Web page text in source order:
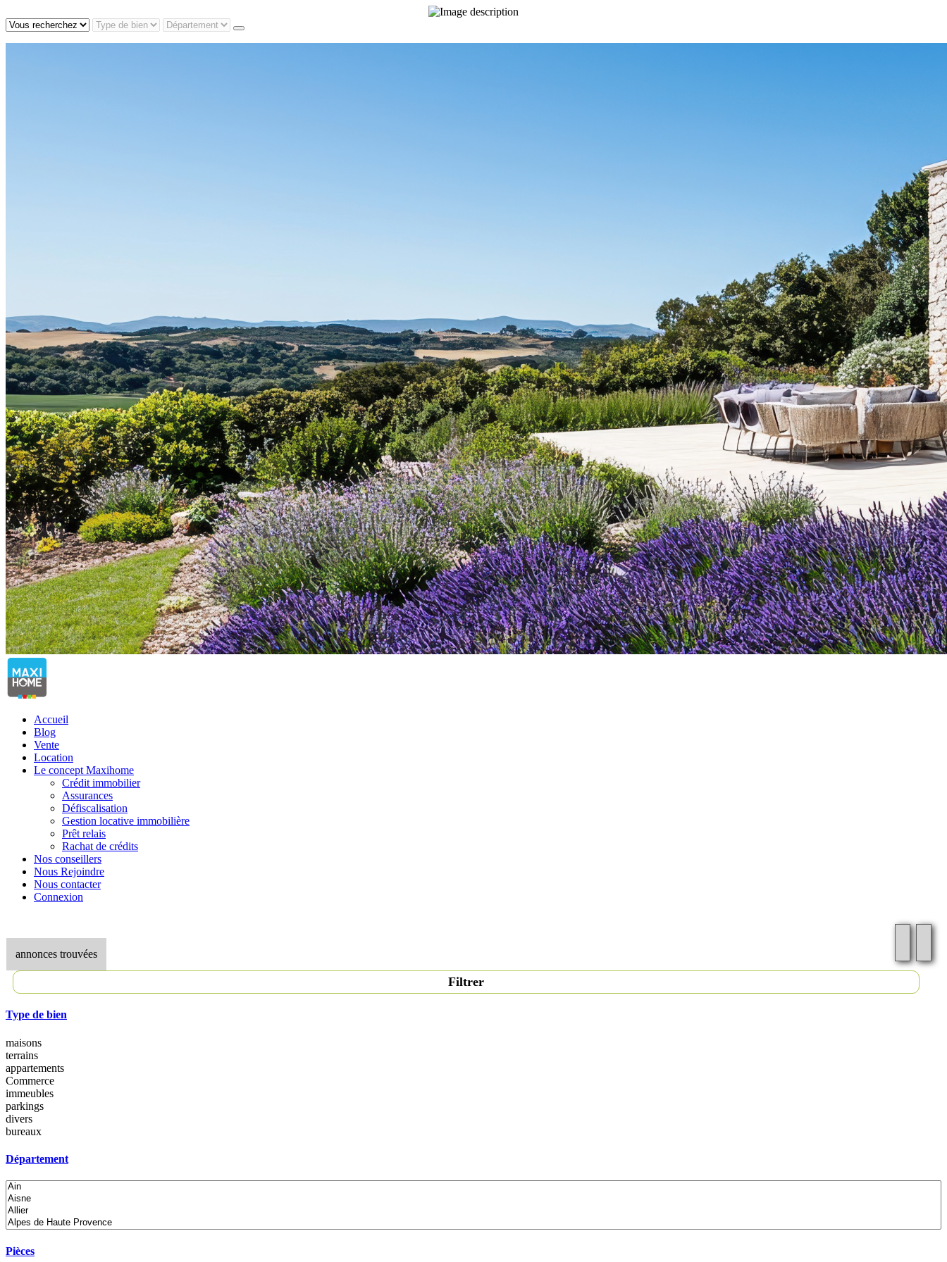
Accueil
Blog
Vente
Location
Le concept Maxihome
Crédit immobilier
Assurances
Défiscalisation
Gestion locative immobilière
Prêt relais
Rachat de crédits
Nos conseillers
Nous Rejoindre
Nous contacter
Connexion
annonces trouvées
Filtrer
Type de bien
maisons
terrains
appartements
Commerce
immeubles
parkings
divers
bureaux
Département
Pièces